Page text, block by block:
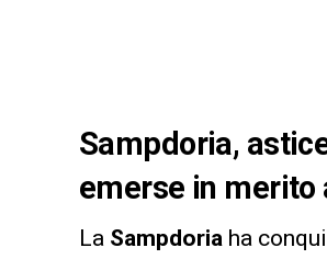
Sampdoria,
emerse in
La Sampdoria ha